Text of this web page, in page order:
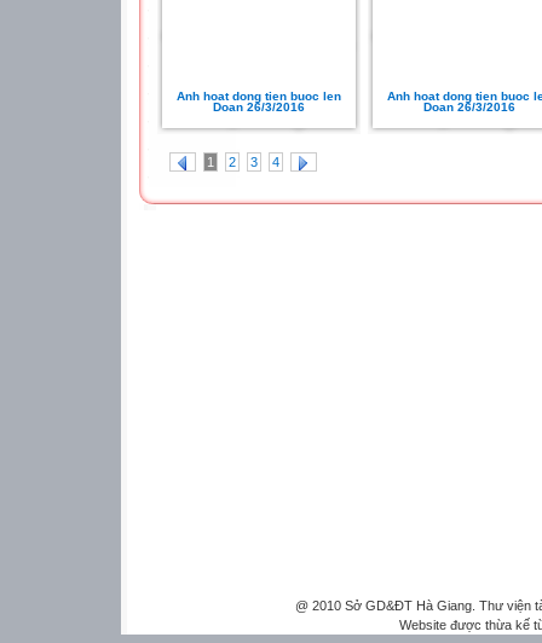
Anh hoat dong tien buoc len
Doan 26/3/2016
Anh hoat dong tien buoc
Doan 26/3/2016
1 2 3 4
@ 2010 Sở GD&ĐT Hà Giang. Thư viện
Website được thừa kế